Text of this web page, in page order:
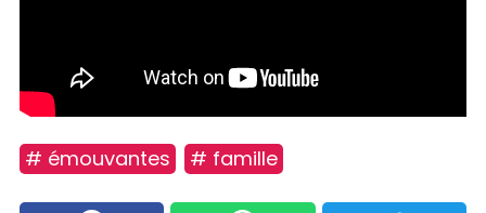
# émouvantes # famille